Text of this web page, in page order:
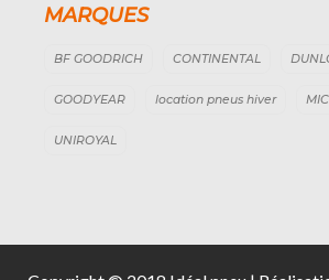
MARQUES
BF GOODRICH CONTINENTAL
GOODYEAR location pneus hiver
UNIROYAL